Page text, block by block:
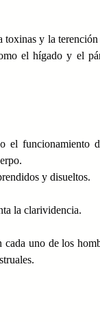
toxinas y la
el hígado y el
el funcionamiento
y disueltos.
la clarividencia.
cada uno de los